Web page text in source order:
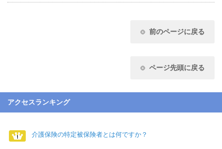
前のページに戻る
ページ先頭に戻る
アクセスランキング
介護保険の特定被保険者とは何ですか？